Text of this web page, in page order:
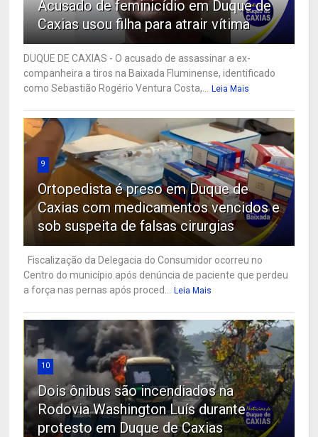
Acusado de feminicídio em Duque de
Caxias usou filha para atrair vítima
DUQUE DE CAXIAS - O acusado de assassinar a ex-
companheira a tiros na Baixada Fluminense, identificado
como Sebastião Rogério Ventura Costa,...
Leia Mais
9
Ortopedista é preso em Duque de
Caxias com medicamentos vencidos e
sob suspeita de falsas cirurgias
Fiscalização da Delegacia do Consumidor ocorreu no
Centro do município após denúncia de paciente que perdeu
a força nas pernas após proced...
Leia Mais
10
Dois ônibus são incendiados na
Rodovia Washington Luís durante
protesto em Duque de Caxias